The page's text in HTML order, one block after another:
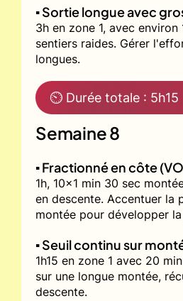
▪️ Sortie longue avec
3h en zone 1, avec
sentiers raides. Gérer
longues.
⏲ Durée totale : 5h15
Semaine 8
▪️ Fractionné en côte
1h, 10x1 min 30 sec
en descente. Accentuer la
montée pour développer
▪️ Seuil continu sur
1h15 en zone 1 avec 20
sur une longue montée,
descente.